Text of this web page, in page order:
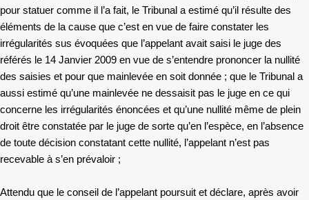
pour statuer comme il l’a fait, le Tribunal a estimé qu’il résulte des
éléments de la cause que c’est en vue de faire constater les
irrégularités sus évoquées que l’appelant avait saisi le juge des
référés le 14 Janvier 2009 en vue de s’entendre prononcer la nullité
des saisies et pour que mainlevée en soit donnée ; que le Tribunal a
aussi estimé qu’une mainlevée ne dessaisit pas le juge en ce qui
concerne les irrégularités énoncées et qu’une nullité même de plein
droit être constatée par le juge de sorte qu’en l’espèce, en l’absence
de toute décision constatant cette nullité, l’appelant n’est pas
recevable à s’en prévaloir ;
Attendu que le conseil de l’appelant poursuit et déclare, après avoir